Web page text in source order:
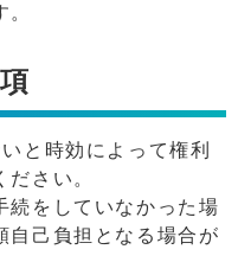
と時効によって権利
さい。
続をしていなかった場
自己負担となる場合が